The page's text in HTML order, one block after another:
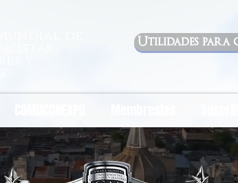
Utilidades para